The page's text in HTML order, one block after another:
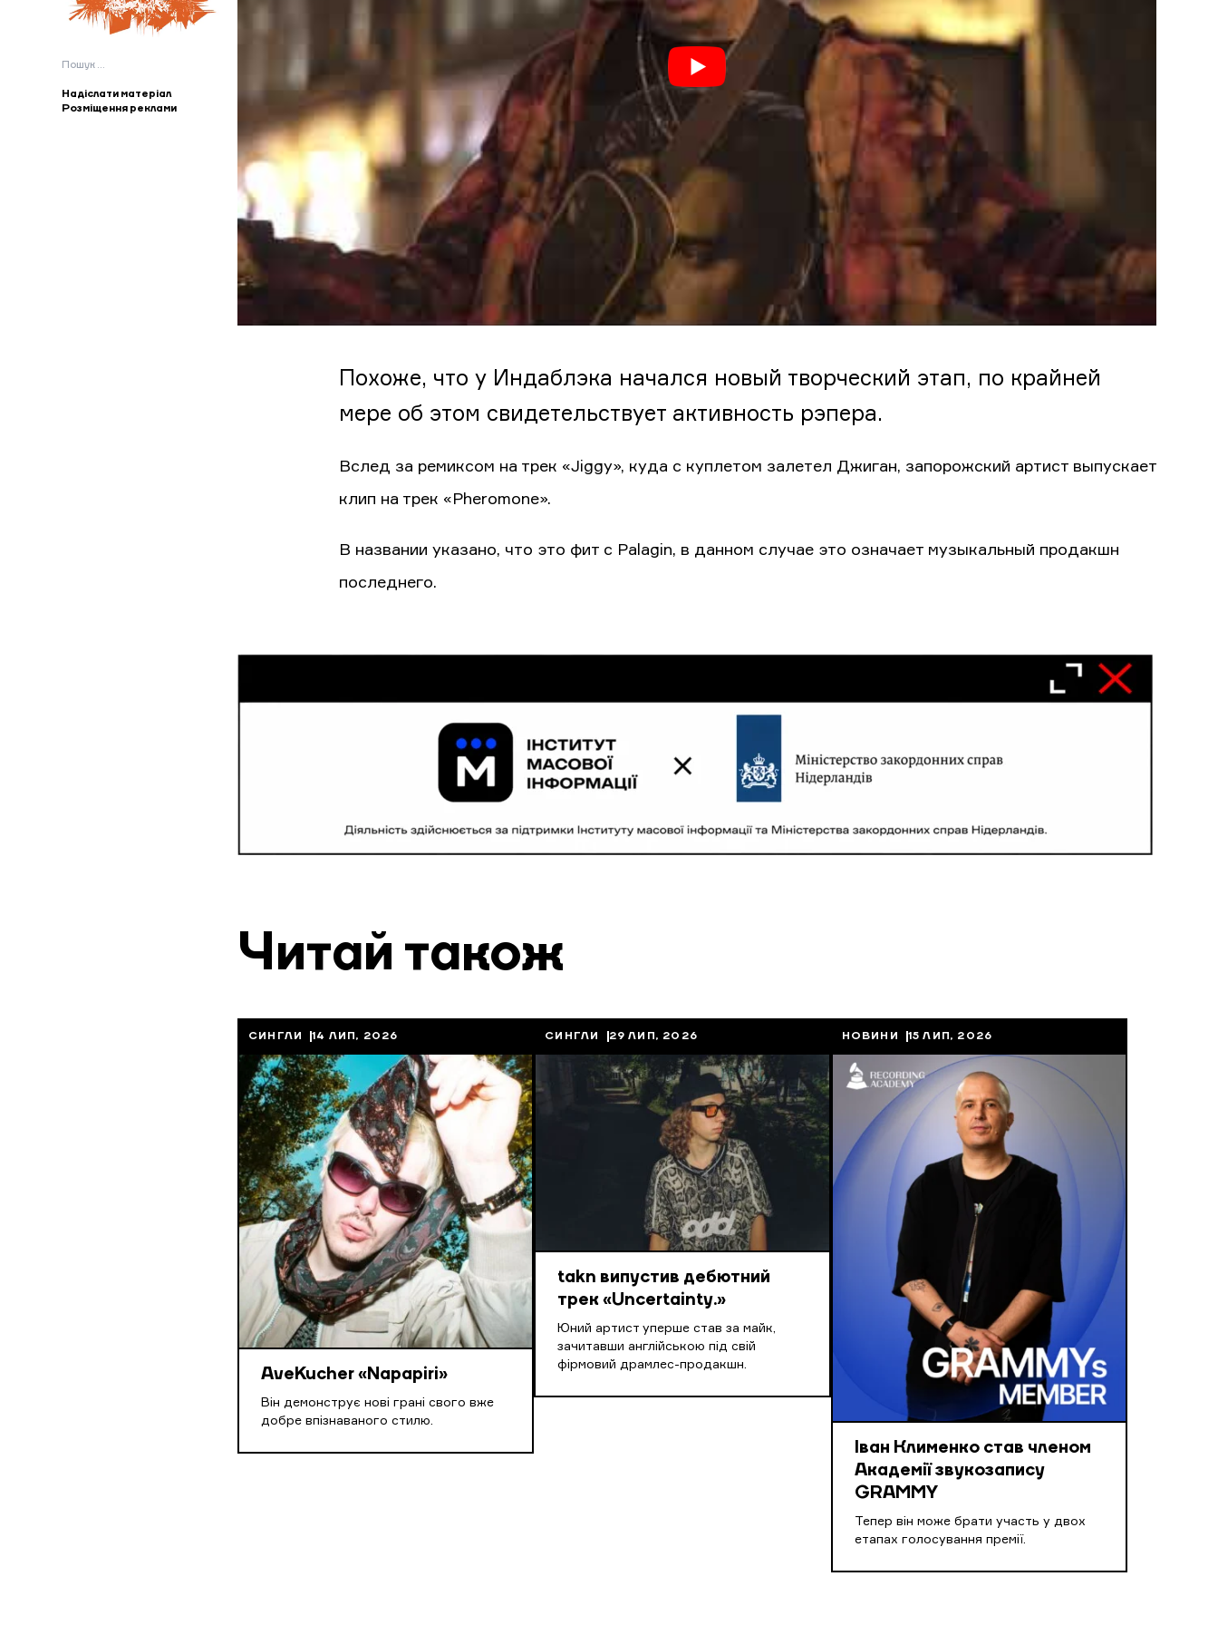
Пошук:
Надіслати матеріал
Розміщення реклами
Похоже, что у Индаблэка начался новый творческий этап, по крайней
мере об этом свидетельствует активность рэпера.
Вслед за ремиксом на трек «Jiggy», куда с куплетом залетел Джиган, запорожский артист выпускает
клип на трек «Pheromone».
В названии указано, что это фит с Palagin, в данном случае это означает музыкальный продакшн
последнего.
Читай також
СИНГЛИ 14 ЛИП, 2026
AveKucher «Napapiri»
Він демонструє нові грані свого вже
добре впізнаваного стилю.
СИНГЛИ 29 ЛИП, 2026
takn випустив дебютний
трек «Uncertainty.»
Юний артист уперше став за майк,
зачитавши англійською під свій
фірмовий драмлес-продакшн.
НОВИНИ 15 ЛИП, 2026
Іван Клименко став членом
Академії звукозапису
GRAMMY
Тепер він може брати участь у двох
етапах голосування премії.